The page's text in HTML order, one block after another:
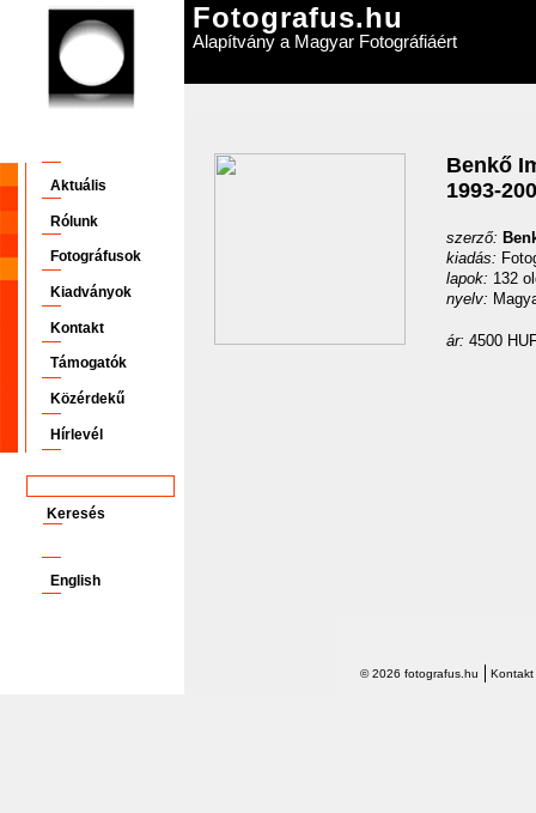
Fotografus.hu
Alapítvány a Magyar Fotográfiáért
Aktuális
Rólunk
Fotográfusok
Kiadványok
Kontakt
Támogatók
Közérdekű
Hírlevél
English
Benkő
1993-
szerző:
kiadás:
lapok: 132
nyelv:
ár: 4500
© 2026 fotografus.hu Kontakt